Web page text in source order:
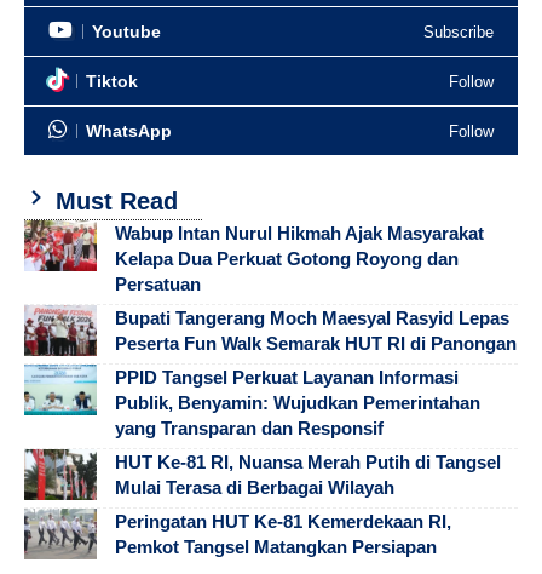
Youtube Subscribe
Tiktok Follow
WhatsApp Follow
Must Read
Wabup Intan Nurul Hikmah Ajak Masyarakat
Kelapa Dua Perkuat Gotong Royong dan
Persatuan
Bupati Tangerang Moch Maesyal Rasyid Lepas
Peserta Fun Walk Semarak HUT RI di Panongan
PPID Tangsel Perkuat Layanan Informasi
Publik, Benyamin: Wujudkan Pemerintahan
yang Transparan dan Responsif
HUT Ke-81 RI, Nuansa Merah Putih di Tangsel
Mulai Terasa di Berbagai Wilayah
Peringatan HUT Ke-81 Kemerdekaan RI,
Pemkot Tangsel Matangkan Persiapan